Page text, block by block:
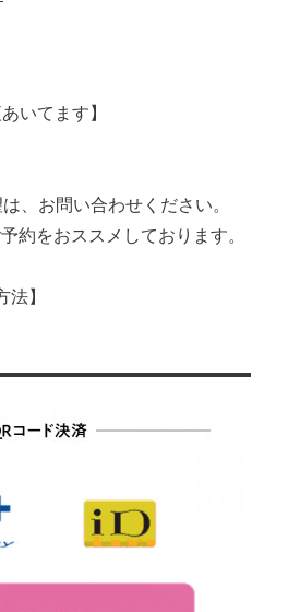
いてます】
、お問い合わせください。
約をおススメしております。
法】